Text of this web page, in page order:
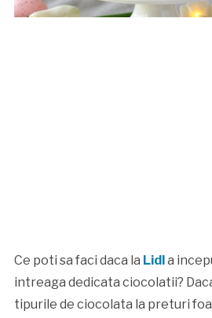
Ce poti sa faci daca la Lidla
intreaga dedicata ciocolatii?
tipurile de ciocolata la preturi